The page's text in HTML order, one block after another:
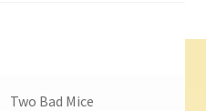
Two Bad Mice